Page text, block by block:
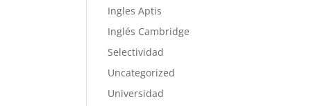
Ingles Aptis
Inglés Cambridge
Selectividad
Uncategorized
Universidad